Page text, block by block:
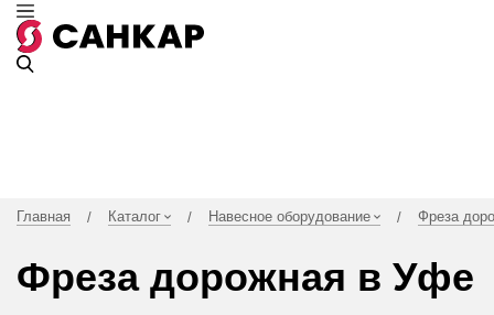
Главная / Каталог / Навесное оборудование / Фреза
Фреза дорожная в Уфе